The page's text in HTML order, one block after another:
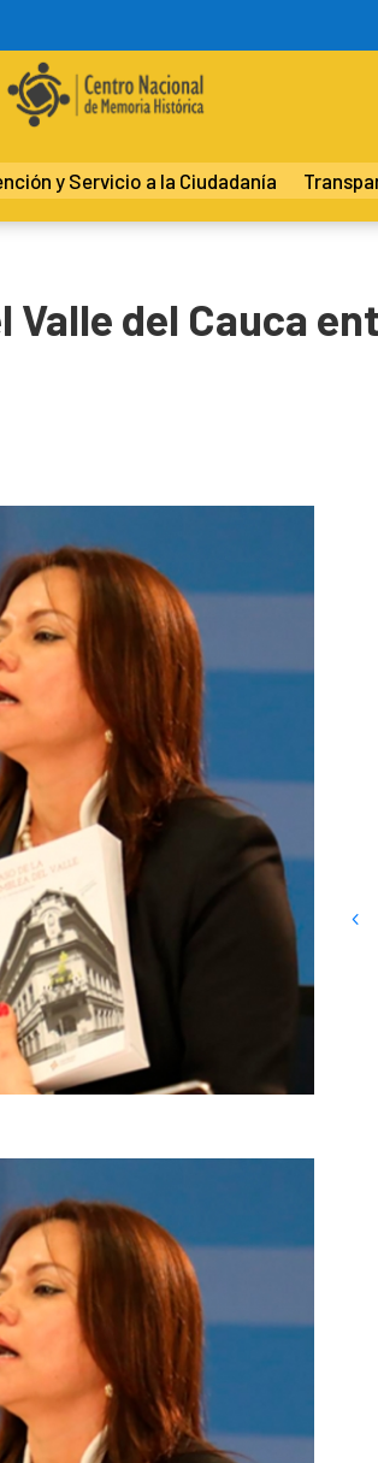
y Servicio a la Ciudadanía
del Cauca
La JEP recibe una copia del
legado documental del Centro
Nacional de Memoria
Histórica como garantía de
preservación de la memoria
de Colombia